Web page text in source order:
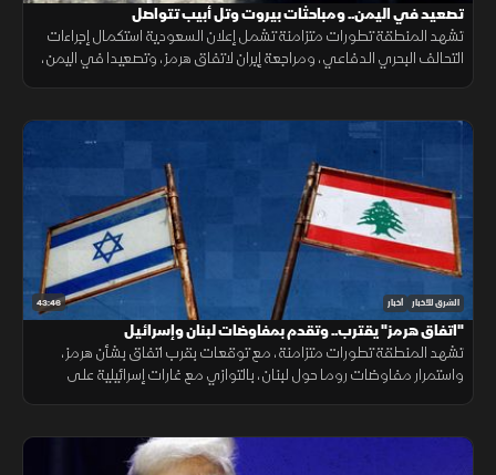
تصعيد في اليمن.. ومباحثات بيروت وتل أبيب تتواصل
تشهد المنطقة تطورات متزامنة تشمل إعلان السعودية استكمال إجراءات
التحالف البحري الدفاعي، ومراجعة إيران لاتفاق هرمز، وتصعيدا في اليمن،
43:46 الشرق للأخبار أخبار
"اتفاق هرمز" يقترب.. وتقدم بمفاوضات لبنان وإسرائيل
تشهد المنطقة تطورات متزامنة، مع توقعات بقرب اتفاق بشأن هرمز،
واستمرار مفاوضات روما حول لبنان، بالتوازي مع غارات إسرائيلية على